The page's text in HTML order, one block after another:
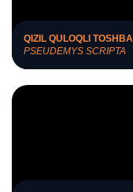
QIZIL QULOQLI
PSEUDEMYS SCRIPTA